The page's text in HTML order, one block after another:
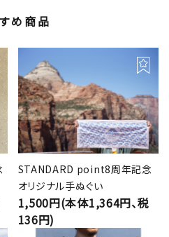
め商品
STANDARD point8周年記念
オリジナル手ぬぐい
1,500円(本体1,364円、税
136円)